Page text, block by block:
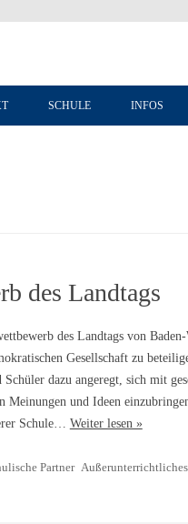
SCHULE INFOS
des Landtags
des Landtags von
Gesellschaft zu
dazu angeregt, sich mit
Meinungen und Ideen
Schule… Weiter lesen »
Partner